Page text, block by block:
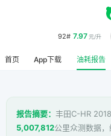
92# 7.97元/升
首页 App下载 油耗报告
报告摘要： 丰田C-HR
5,007,812公里众测数据